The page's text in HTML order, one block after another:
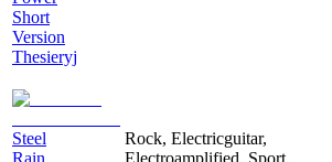
Short
Version
Thesieryj
Steel
Rain
Rock, Electricguitar,
Electroamplified, Sport,